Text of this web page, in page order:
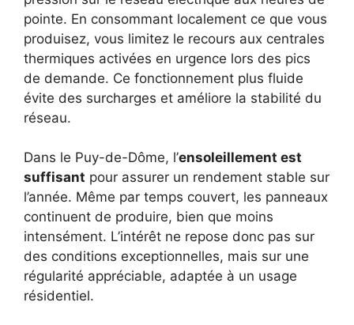
pointe. En consommant localement ce que vous
produisez, vous limitez le recours aux centrales
thermiques activées en urgence lors des pics
de demande. Ce fonctionnement plus fluide
évite des surcharges et améliore la stabilité du
réseau.
Dans le Puy-de-Dôme, l’ensoleillement est
suffisant pour assurer un rendement stable sur
l’année. Même par temps couvert, les panneaux
continuent de produire, bien que moins
intensément. L’intérêt ne repose donc pas sur
des conditions exceptionnelles, mais sur une
régularité appréciable, adaptée à un usage
résidentiel.